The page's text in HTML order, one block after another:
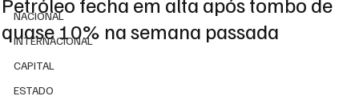
NACIONAL
INTERNACIONAL
CAPITAL
ESTADO
quase 10% na semana passada